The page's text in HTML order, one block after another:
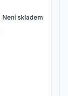
Není skladem